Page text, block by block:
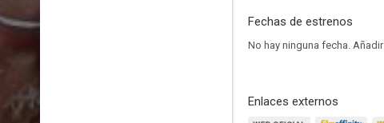
Fechas de estrenos
No hay ninguna fecha. Añadir
Enlaces externos